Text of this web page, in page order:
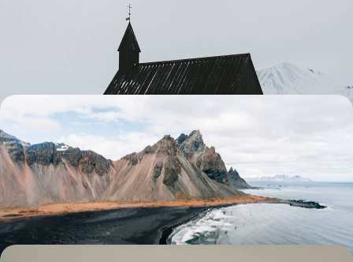
Le Cercle d’Or, la côte Sud, Skaftafell, lac Myvatn : un condensé des
8 jours, de CHF 2000 à CHF 3200
Volcans, geysers et sable noir - Road-trip islandais
en famille
Un voyage possible toute l'année et conçu pour les tribus : distances
étudiées et étapes confortables
10 jours, de CHF 2500 à CHF 3400